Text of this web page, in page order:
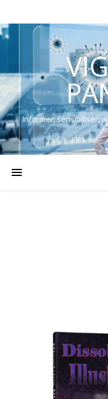
Informer, sensibiliser,